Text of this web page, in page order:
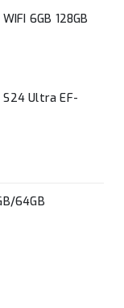
6GB 128GB
S24 Ultra EF-
64GB